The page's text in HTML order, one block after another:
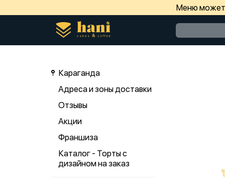
Меню может
Караганда
Адреса и зоны доставки
Отзывы
Акции
Франшиза
Каталог - Торты с
дизайном на заказ